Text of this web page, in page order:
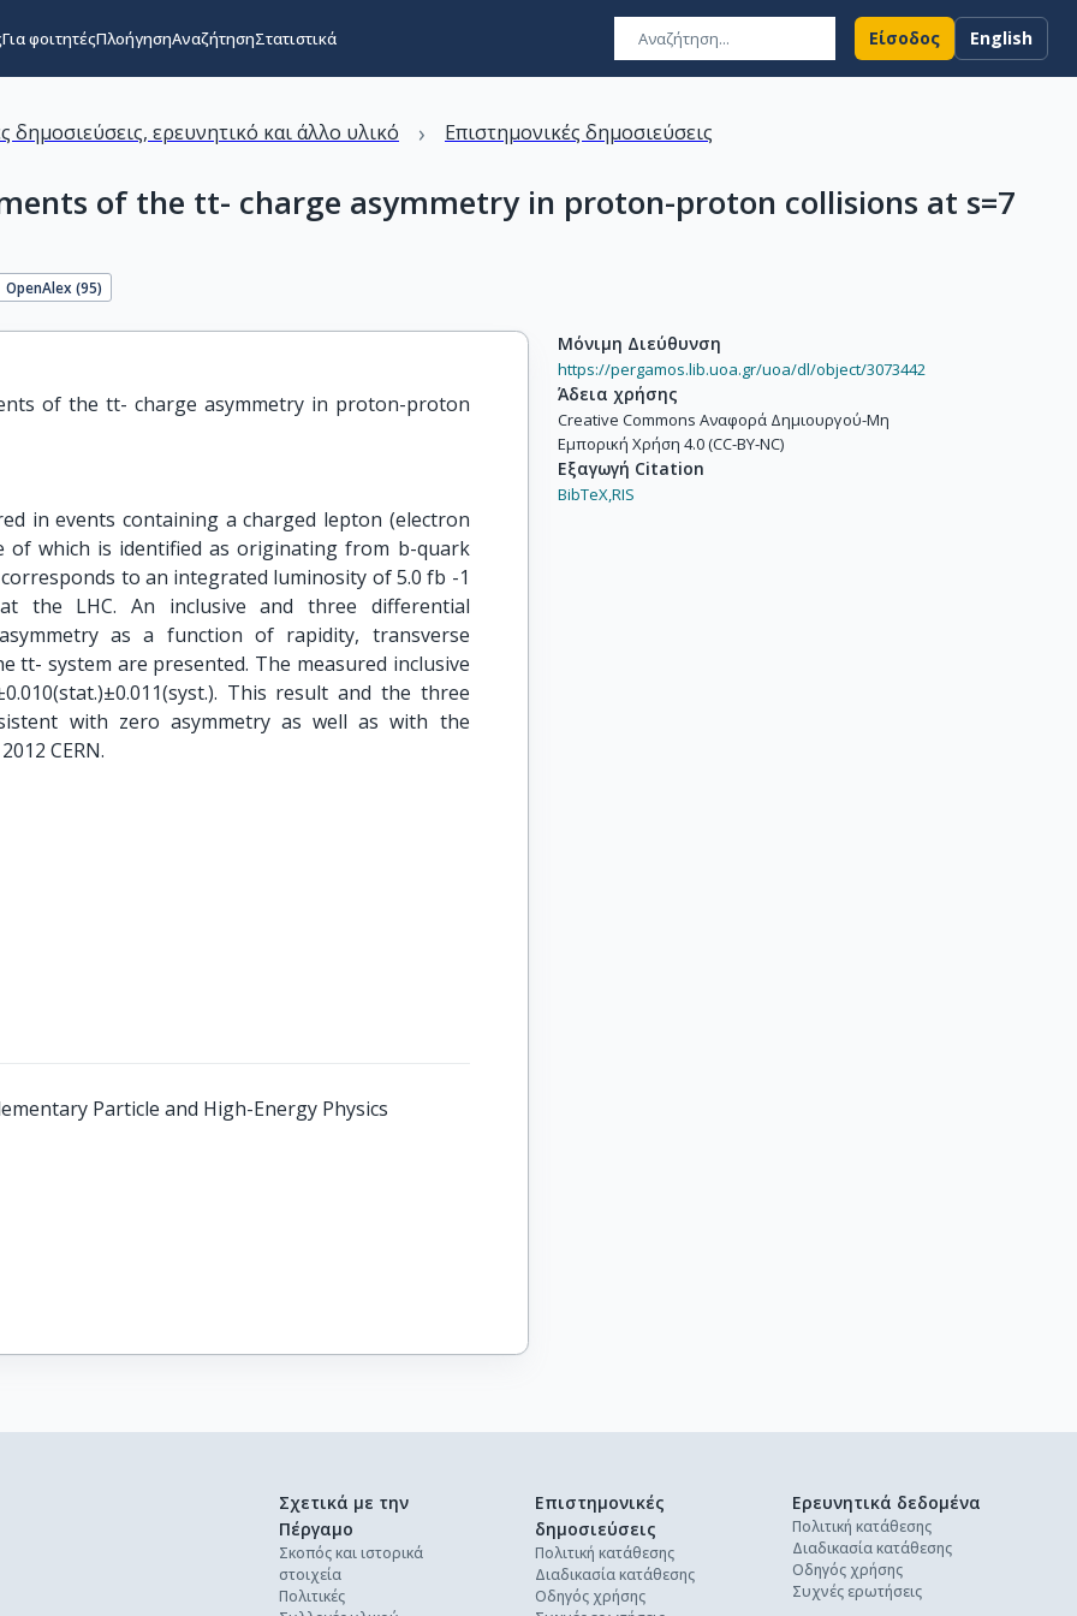
Για φοιτητέςΠλοήγησηΑναζήτησηΣτατιστικά Είσοδος English
δημοσιεύσεις, ερευνητικό και άλλο υλικό › Επιστημονικές δημοσιεύσεις
of the tt- charge asymmetry in proton-proton collisions at s=7
OpenAlex (95)
of the tt- charge asymmetry in proton-proton
in events containing a charged lepton (electron
which is identified as originating from b-quark
to an integrated luminosity of 5.0 fb -1
the LHC. An inclusive and three differential
as a function of rapidity, transverse
tt- system are presented. The measured inclusive
This result and the three
with zero asymmetry as well as with the
CERN.
Particle and High-Energy Physics
Μόνιμη Διεύθυνση
https://pergamos.lib.uoa.gr/uoa/dl/object/3073442
Άδεια χρήσης
Creative Commons Αναφορά Δημιουργού-Μη
Εμπορική Χρήση 4.0 (CC-BY-NC)
Εξαγωγή Citation
BibTeX,RIS
Σχετικά με την
Πέργαμο
Σκοπός και ιστορικά
στοιχεία
Πολιτικές
Επιστημονικές
δημοσιεύσεις
Πολιτική κατάθεσης
Διαδικασία κατάθεσης
Οδηγός χρήσης
Ερευνητικά δεδομένα
Πολιτική κατάθεσης
Διαδικασία κατάθεσης
Οδηγός χρήσης
Συχνές ερωτήσεις